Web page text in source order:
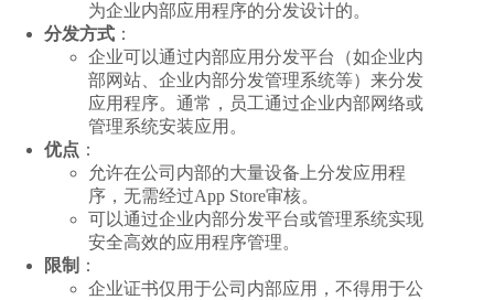
为企业内部应用程序的分发设计的。
分发方式 ：
企业可以通过内部应用分发平台（如企业内
部网站、企业内部分发管理系统等）来分发
应用程序。通常，员工通过企业内部网络或
管理系统安装应用。
优点 ：
允许在公司内部的大量设备上分发应用程
序，无需经过App Store审核。
可以通过企业内部分发平台或管理系统实现
安全高效的应用程序管理。
限制 ：
企业证书仅用于公司内部应用，不得用于公